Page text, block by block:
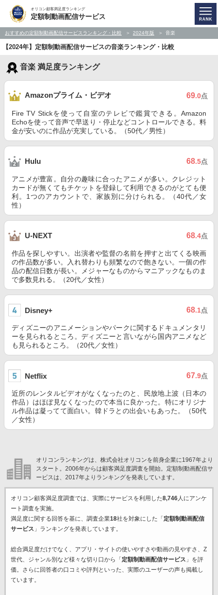
オリコン顧客満足度ランキング
定額制動画配信サービス
おすすめの定額制動画配信サービスランキング・比較 2024年版 音楽
【2024年】定額制動画配信サービスの音楽ランキング・比較
音楽 満足度ランキング
Amazonプライム・ビデオ 69.0点
Fire TV Stickを使って自室のテレビで鑑賞できる。Amazon
Echoを使って音声で早送り・停止などコントロールできる。料
金が安いのに作品が充実している。（50代／男性）
Hulu 68.5点
アニメが豊富。自分の趣味に合ったアニメが多い。クレジット
カードが無くてもチケットを登録して利用できるのがとても便
利。1つのアカウントで、家族別に分けられる。（40代／女
性）
U-NEXT 68.4点
作品を探しやすい。出演者や監督の名前を押すと出てくる映画
の作品数が多い。入れ替わりも頻繁なので飽きない。一個の作
品の配信日数が長い。メジャーなものからマニアックなものま
で多数見れる。（20代／女性）
Disney+ 68.1点
ディズニーのアニメーションやパークに関するドキュメンタリ
ーを見られるところ。ディズニーと言いながら国内アニメなど
も見られるところ。（20代／女性）
Netflix 67.9点
近所のレンタルビデオがなくなったのと、民放地上波（日本の
作品）はほぼ見なくなったので本当に良かった。特にオリジナ
ル作品は凝ってて面白い。韓ドラとの出会いもあった。（50代
／女性）
オリコンランキングは、株式会社オリコンを前身企業に1967年より
スタート。2006年からは顧客満足度調査を開始。定額制動画配信サ
ービスは、2017年よりランキングを発表しています。
オリコン顧客満足度調査では、実際にサービスを利用した8,746人にアンケ
ート調査を実施。
満足度に関する回答を基に、調査企業18社を対象にした「 定額制動画配信
サービス 」ランキングを発表しています。
総合満足度だけでなく、アプリ・サイトの使いやすさや動画の見やすさ、Z
世代、ジャンル別など様々な切り口から「 定額制動画配信サービス 」を評
価。さらに回答者の口コミや評判といった、実際のユーザーの声も掲載し
ています。